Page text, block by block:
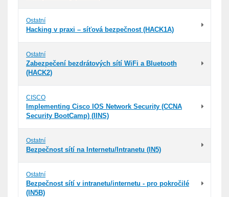
Ostatní
Hacking v praxi – síťová bezpečnost (HACK1A)
Ostatní
Zabezpečení bezdrátových sítí WiFi a Bluetooth
(HACK2)
CISCO
Implementing Cisco IOS Network Security (CCNA
Security BootCamp) (IINS)
Ostatní
Bezpečnost sítí na Internetu/Intranetu (IN5)
Ostatní
Bezpečnost sítí v intranetu/internetu - pro pokročilé
(IN5B)